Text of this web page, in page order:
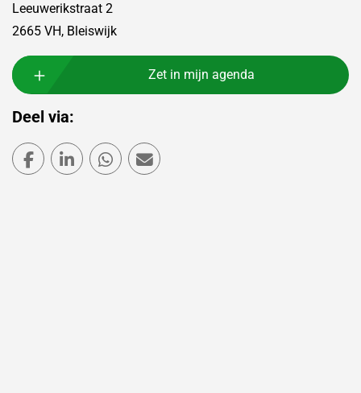
Leeuwerikstraat 2
2665 VH, Bleiswijk
Zet in mijn agenda
Deel via:
Deel via Facebook
Deel via LinkedIn
Deel via WhatsApp